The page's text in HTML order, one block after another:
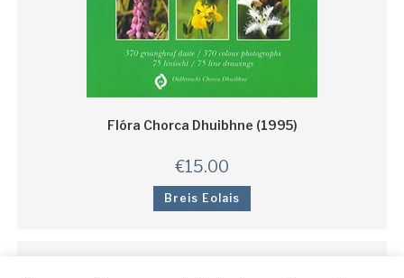
Flóra Chorca Dhuibhne (1995)
€15.00
Breis Eolais